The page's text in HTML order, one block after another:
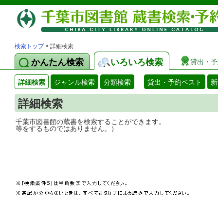
検索トップ> 詳細検索
かんたん検索 いろいろ検索 貸出・
詳細検索 ジャンル検索 分類検索 貸出・予約ベスト
詳細検索
千葉市図書館の蔵書を検索することがで
等をするものではありません。）